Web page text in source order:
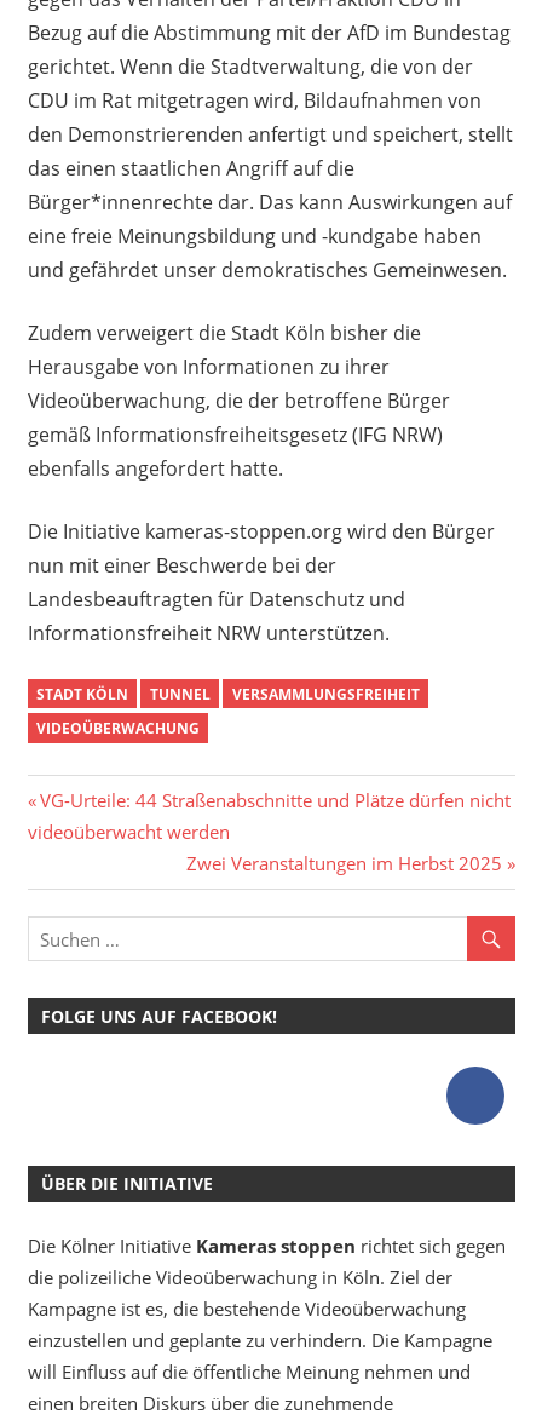
Bezug auf die Abstimmung mit der AfD im Bundestag
gerichtet. Wenn die Stadtverwaltung, die von der
CDU im Rat mitgetragen wird, Bildaufnahmen von
den Demonstrierenden anfertigt und speichert, stellt
das einen staatlichen Angriff auf die
Bürger*innenrechte dar. Das kann Auswirkungen auf
eine freie Meinungsbildung und -kundgabe haben
und gefährdet unser demokratisches Gemeinwesen.
Zudem verweigert die Stadt Köln bisher die
Herausgabe von Informationen zu ihrer
Videoüberwachung, die der betroffene Bürger
gemäß Informationsfreiheitsgesetz (IFG NRW)
ebenfalls angefordert hatte.
Die Initiative kameras-stoppen.org wird den Bürger
nun mit einer Beschwerde bei der
Landesbeauftragten für Datenschutz und
Informationsfreiheit NRW unterstützen.
STADT KÖLN TUNNEL
VERSAMMLUNGSFREIHEIT
VIDEOÜBERWACHUNG
Beitragsnavigation
Vorheriger
Beitrag:
VG-Urteile: 44 Straßenabschnitte und Plätze dürfen nicht
videoüberwacht werden
Nächster
Beitrag:
Zwei Veranstaltungen im Herbst 2025
FOLGE UNS AUF FACEBOOK!
ÜBER DIE INITIATIVE
Die Kölner Initiative Kameras stoppen richtet sich gegen
die polizeiliche Videoüberwachung in Köln. Ziel der
Kampagne ist es, die bestehende Videoüberwachung
einzustellen und geplante zu verhindern. Die Kampagne
will Einfluss auf die öffentliche Meinung nehmen und
einen breiten Diskurs über die zunehmende